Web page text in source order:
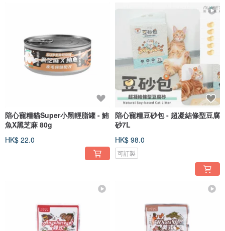
陪心寵糧貓Super小黑輕脂罐 - 鮪
魚X黑芝麻 80g
HK$ 22.0
陪心寵糧豆砂包 - 超凝結條型豆腐
砂7L
HK$ 98.0
可訂製